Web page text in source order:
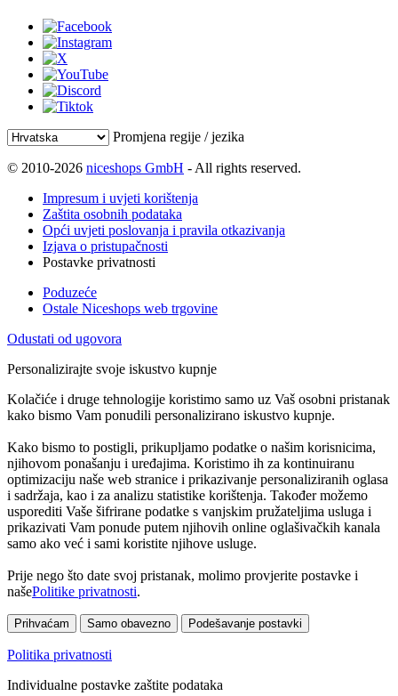
Promjena regije / jezika
© 2010-2026 niceshops GmbH - All rights reserved.
Impresum i uvjeti korištenja
Zaštita osobnih podataka
Opći uvjeti poslovanja i pravila otkazivanja
Izjava o pristupačnosti
Postavke privatnosti
Poduzeće
Ostale Niceshops web trgovine
Odustati od ugovora
Personalizirajte svoje iskustvo kupnje
Kolačiće i druge tehnologije koristimo samo uz Vaš osobni pristanak
kako bismo Vam ponudili personalizirano iskustvo kupnje.
Kako bismo to postigli, prikupljamo podatke o našim korisnicima,
njihovom ponašanju i uređajima. Koristimo ih za kontinuiranu
optimizaciju naše web stranice i prikazivanje personaliziranih oglasa
i sadržaja, kao i za analizu statistike korištenja. Također možemo
usporediti Vaše šifrirane podatke s vanjskim pružateljima usluga i
prikazivati Vam ponude putem njihovih online oglašivačkih kanala
samo ako već i sami koristite njihove usluge.
Prije nego što date svoj pristanak, molimo provjerite postavke i
našePolitike privatnosti.
Prihvaćam Samo obavezno Podešavanje postavki
Politika privatnosti
Individualne postavke zaštite podataka